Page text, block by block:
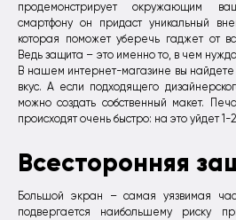
продемонстрирует окружающим
смартфону он придаст уникальный
которая поможет уберечь гаджет от
Ведь защита – это именно то, в чем
В нашем интернет-магазине вы
вкус. А если подходящего
можно создать собственный макет.
происходят очень быстро: на это уйдет 1-
Всесторонняя
Большой экран – самая уязвимая
подвергается наибольшему риску